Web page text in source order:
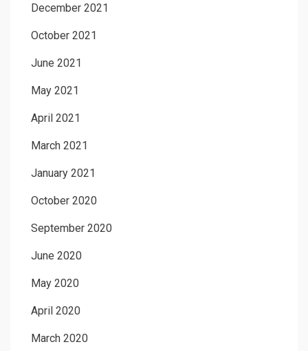
December 2021
October 2021
June 2021
May 2021
April 2021
March 2021
January 2021
October 2020
September 2020
June 2020
May 2020
April 2020
March 2020